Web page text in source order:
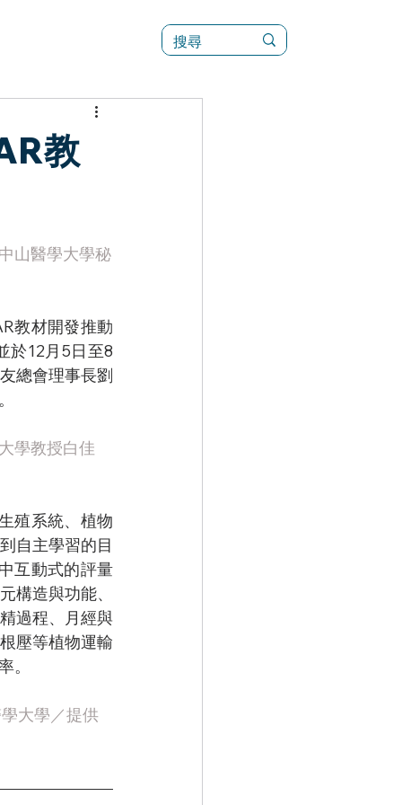
教
山醫學大學秘
教材開發推動
於12月5日至8
總會理事長劉
學教授白佳
殖系統、植物
自主學習的目
互動式的評量
構造與功能、
過程、月經與
壓等植物運輸
。
大學／提供